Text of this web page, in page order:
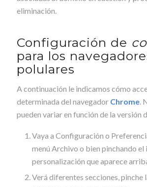
eliminación.
Configuración de
para los
polulares
A continuación le indicamos cómo
determinada del navegador Chrome.
pueden variar en función de la versión
Vaya a Configuración o
menú Archivo o bien pinchando el
personalización que aparece
Verá diferentes secciones, pinche